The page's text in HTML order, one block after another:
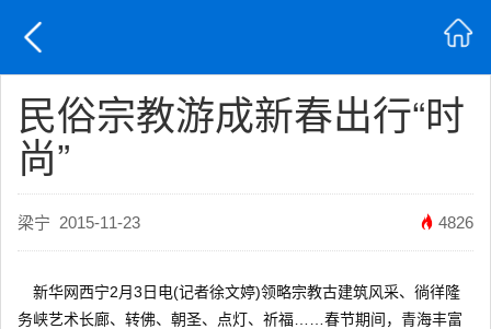
民俗宗教游成新春出行“时
尚”
梁宁 2015-11-23 4826
新华网西宁2月3日电(记者徐文婷)领略宗教古建筑风采、徜徉隆
务峡艺术长廊、转佛、朝圣、点灯、祈福……春节期间，青海丰富